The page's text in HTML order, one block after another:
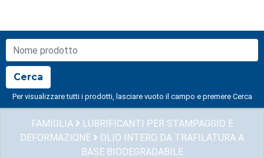
Cerca
Per visualizzare tutti i prodotti, lasciare vuoto il campo e premere Cerca
FAMIGLIA
LUBRIFICANTI PER STAMPAGGIO E
DEFORMAZIONE
OLIO INTERO DA TRAFILATURA A
BASE BIODEGRADABILE